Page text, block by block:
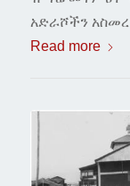
አድራሾችን
Read more